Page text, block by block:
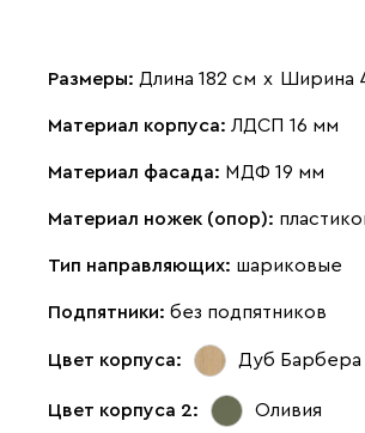
Размеры: Длина 182 см х Ширина
Материал корпуса: ЛДСП 16 мм
Материал фасада: МДФ 19 мм
Материал ножек (опор):
Тип направляющих: шариковые
Подпятники: без подпятников
Цвет корпуса: Дуб Барбера
Цвет корпуса 2: Оливия